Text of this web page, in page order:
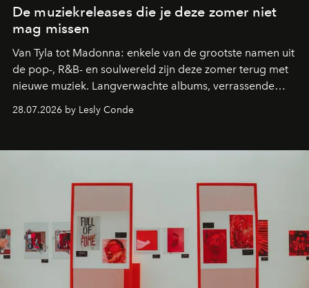
De muziekreleases die je deze zomer niet
mag missen
Van Tyla tot Madonna: enkele van de grootste namen uit
de pop-, R&B- en soulwereld zijn deze zomer terug met
nieuwe muziek. Langverwachte albums, verrassende
comebacks en veelbelovende nieuwe projecten: dit zijn
de releases die je niet mag missen.
28.07.2026 by Lesly Conde